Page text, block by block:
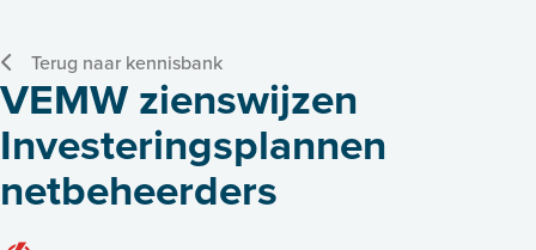
Terug naar kennisbank
VEMW zienswijzen
Investeringsplannen
netbeheerders